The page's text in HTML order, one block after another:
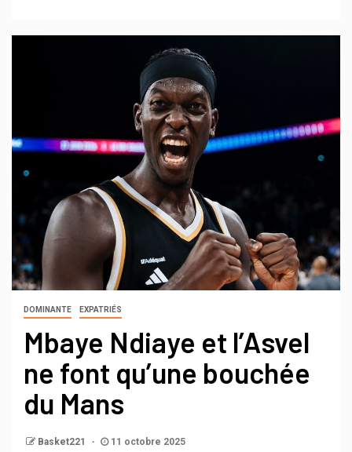
DOMINANTE EXPATRIÉS
Mbaye Ndiaye et l’Asvel
ne font qu’une bouchée
du Mans
Basket221 11 octobre 2025